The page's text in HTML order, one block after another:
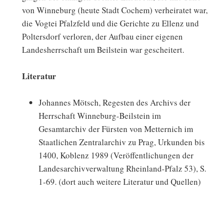
von Winneburg (heute Stadt Cochem) verheiratet war,
die Vogtei Pfalzfeld und die Gerichte zu Ellenz und
Poltersdorf verloren, der Aufbau einer eigenen
Landesherrschaft um Beilstein war gescheitert.
Literatur
Johannes Mötsch, Regesten des Archivs der
Herrschaft Winneburg-Beilstein im
Gesamtarchiv der Fürsten von Metternich im
Staatlichen Zentralarchiv zu Prag, Urkunden bis
1400, Koblenz 1989 (Veröffentlichungen der
Landesarchivverwaltung Rheinland-Pfalz 53), S.
1-69. (dort auch weitere Literatur und Quellen)